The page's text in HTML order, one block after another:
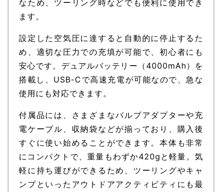
なため、ツーリング時などでも便利に使用でき
ます。
設定した空気圧に達すると自動的に停止するた
め、適切な圧力での充填が可能で、初心者にも
安心です。デュアルバッテリー（4000mAh）を
搭載し、USB-Cで高速充電が可能なので、急な
使用にも対応できます。
付属品には、さまざまなバルブアダプターや充
電ケーブル、収納袋などが揃っており、購入後
すぐに使い始めることができます。本体も非常
にコンパクトで、重量もわずか420gと軽量。気
軽に持ち運びができるため、ツーリングやキャ
ンプといったアウトドアアクティビティにも最